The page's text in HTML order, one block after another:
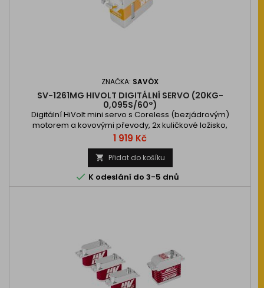
ZNAČKA: SAVÖX
SV-1261MG HIVOLT DIGITÁLNÍ SERVO (20KG-
0,095S/60°)
Digitální HiVolt mini servo s Coreless (bezjádrovým)
motorem a kovovými převody, 2x kuličkové ložisko,
15,0/20.0kg při 6,0/7,4V a 0,12/0,095s na 6,0/7,4V, váha 40,0g,
35,0x15x30,7mm. Provozní napětí…
Cena
1 919 Kč
 Přidat do košíku
 K odeslání do 3-5 dnů